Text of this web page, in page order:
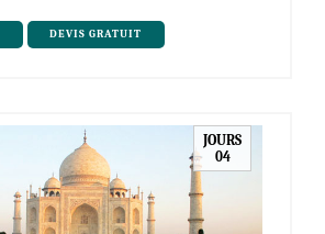
DEVIS GRATUIT
JOURS
04